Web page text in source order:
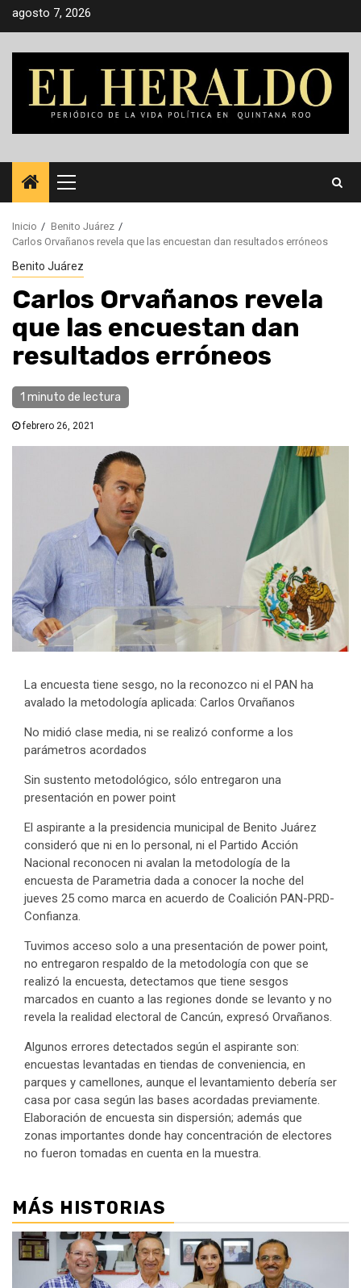
Saltar
agosto 7, 2026
Menú
principal
Inicio
Benito Juárez
Carlos Orvañanos revela que las encuestan dan resultados erróneos
Benito Juárez
Carlos Orvañanos revela
que las encuestan dan
resultados erróneos
1 minuto de lectura
febrero 26, 2021
La encuesta tiene sesgo, no la reconozco ni el PAN ha
avalado la metodología aplicada: Carlos Orvañanos
No midió clase media, ni se realizó conforme a los
parámetros acordados
Sin sustento metodológico, sólo entregaron una
presentación en power point
El aspirante a la presidencia municipal de Benito Juárez
consideró que ni en lo personal, ni el Partido Acción
Nacional reconocen ni avalan la metodología de la
encuesta de Parametria dada a conocer la noche del
jueves 25 como marca en acuerdo de Coalición PAN-PRD-
Confianza.
Tuvimos acceso solo a una presentación de power point,
no entregaron respaldo de la metodología con que se
realizó la encuesta, detectamos que tiene sesgos
marcados en cuanto a las regiones donde se levanto y no
revela la realidad electoral de Cancún, expresó Orvañanos.
Algunos errores detectados según el aspirante son:
encuestas levantadas en tiendas de conveniencia, en
parques y camellones, aunque el levantamiento debería ser
casa por casa según las bases acordadas previamente.
Elaboración de encuesta sin dispersión; además que
zonas importantes donde hay concentración de electores
no fueron tomadas en cuenta en la muestra.
MÁS HISTORIAS